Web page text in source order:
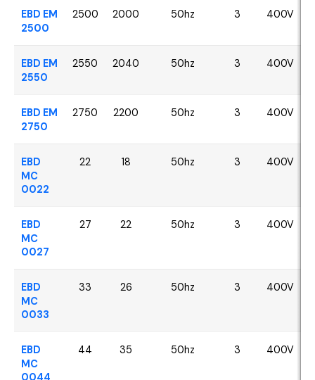
EBD EM
2500
2500 2000 50hz 3 400V
EBD EM
2550
2550 2040 50hz 3 400V
EBD EM
2750
2750 2200 50hz 3 400V
EBD
MC
0022
22 18 50hz 3 400V
EBD
MC
0027
27 22 50hz 3 400V
EBD
MC
0033
33 26 50hz 3 400V
EBD
MC
0044
44 35 50hz 3 400V